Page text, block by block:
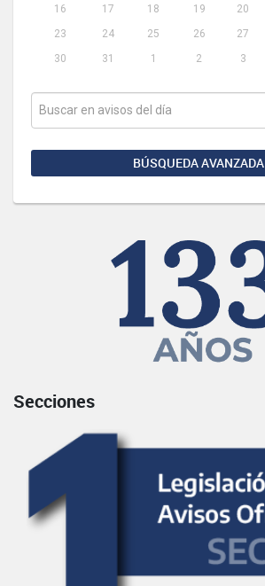
16
17 18 19 20
23
24 25 26 27
30
31 1 2 3
BÚSQUEDA AVANZADA
Secciones